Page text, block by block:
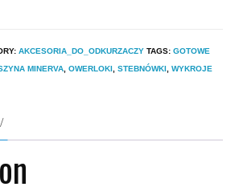
AKCESORIA_DO_ODKURZACZY TAGS: GOTOWE
MINERVA, OWERLOKI , STEBNÓWKI , WYKROJE